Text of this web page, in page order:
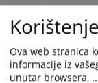
Sanin Bogunić,
Željka Fabić,
Bojana Jolović,
Dragan
Ova web stranica
informacije iz
unutar browsera,